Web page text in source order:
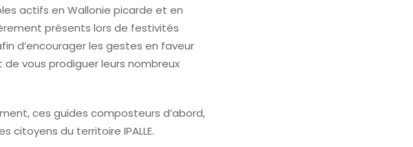
actifs en Wallonie picarde et en
présents lors de festivités
d’encourager les gestes en faveur
vous prodiguer leurs nombreux
ces guides composteurs d’abord,
du territoire IPALLE.